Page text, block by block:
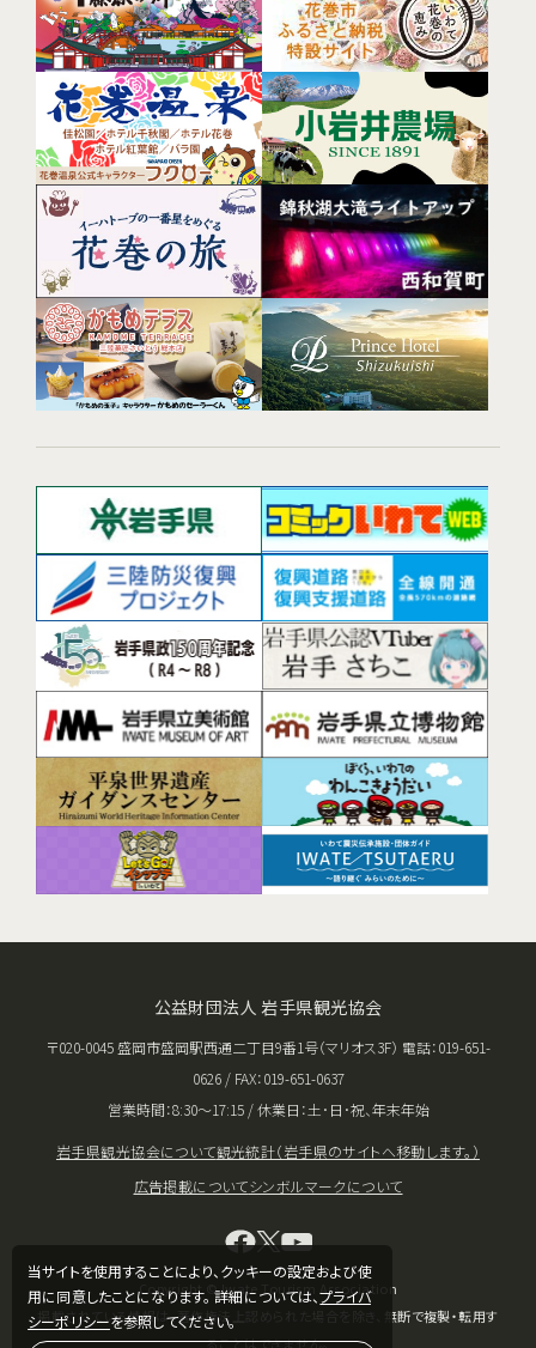
当サイトを使用することにより、クッキーの設定および使
用に同意したことになります。 詳細については、プライバ
シーポリシーを参照してください。
公益財団法人 岩手県観光協会
〒020-0045 盛岡市盛岡駅西通二丁目9番1号（マリオス3F） 電話：019-651-
0626 / FAX：019-651-0637
営業時間：8:30〜17:15 / 休業日：土･日･祝、年末年始
岩手県観光協会について観光統計（岩手県のサイトへ移動します。）
広告掲載についてシンボルマークについて
Copyright © Iwate Tourism Association
掲載されている情報は、著作権法上認められた場合を除き、無断で複製・転用す
ることはできません。